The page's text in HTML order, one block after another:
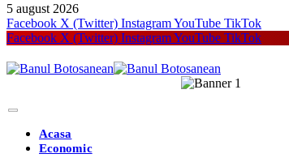
5 august 2026
Facebook X (Twitter) InstagramYouTube TikTok
Facebook X (Twitter) InstagramYouTube TikTok
Acasa
Economic